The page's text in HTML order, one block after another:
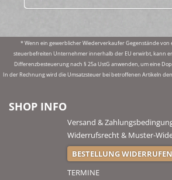
* Wenn ein gewerblicher Wiederverkaufer Gegenstände von
steuerbefreiten Unternehmer innerhalb der EU erwirbt, kann
Differenzbesteuerung nach § 25a UstG anwenden, um eine
In der Rechnung wird die Umsatzsteuer bei betroffenen Artikeln
SHOP INFO
Versand &
Widerrufsrecht & Muster-
BESTELLUNG WIDERRUFEN
TERMINE